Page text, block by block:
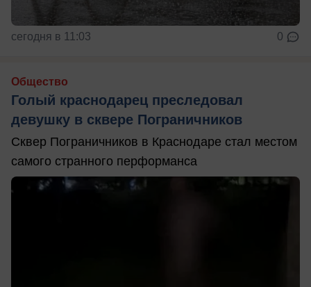
сегодня в 11:03 0
Общество
Голый краснодарец преследовал
девушку в сквере Пограничников
Сквер Пограничников в Краснодаре стал местом
самого странного перформанса